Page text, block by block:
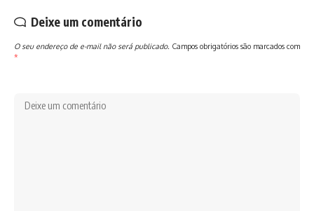
Deixe um comentário
O seu endereço de e-mail não será publicado. Campos obrigatórios são marcados com
*